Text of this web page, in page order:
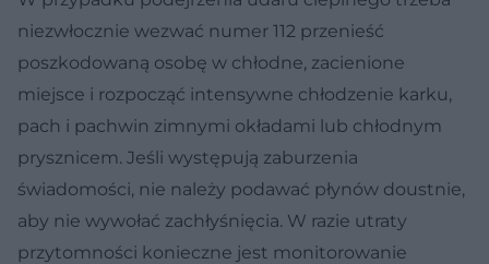
niezwłocznie wezwać numer 112 przenieść
poszkodowaną osobę w chłodne, zacienione
miejsce i rozpocząć intensywne chłodzenie karku,
pach i pachwin zimnymi okładami lub chłodnym
prysznicem. Jeśli występują zaburzenia
świadomości, nie należy podawać płynów doustnie,
aby nie wywołać zachłyśnięcia. W razie utraty
przytomności konieczne jest monitorowanie